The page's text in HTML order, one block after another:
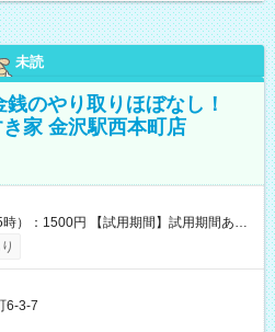
未読
のやり取りほぼなし！
家 金沢駅西本町店
用期間】試用期間あり
雇用形態、給与は本採用時と同じです。
（※条件変更なし）ですが、切り上げで
6-3-7